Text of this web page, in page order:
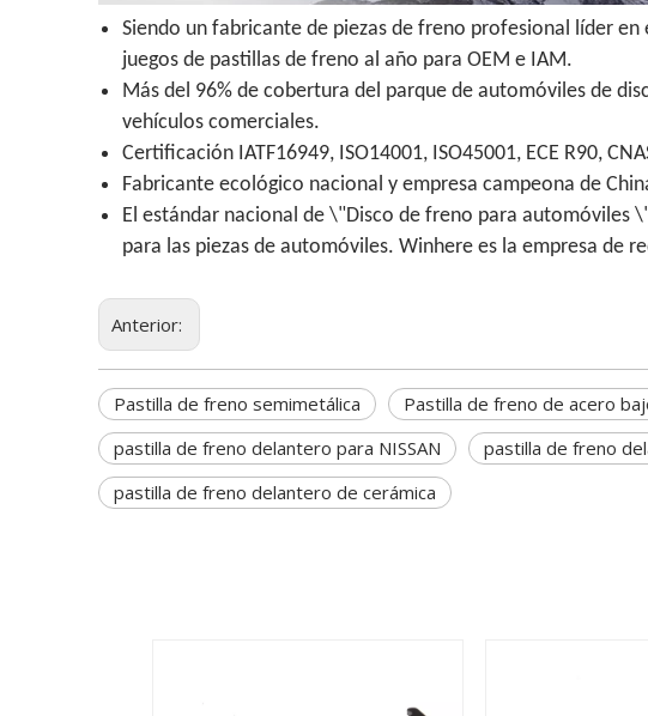
Siendo un fabricante de piezas de freno profesional líder
juegos de pastillas de freno al año para OEM e IAM.
Más del 96% de cobertura del parque de automóviles de
vehículos comerciales.
Certificación IATF16949, ISO14001, ISO45001, ECE R90,
Fabricante ecológico nacional y empresa campeona de
El estándar nacional de \"Disco de freno para automóviles
para las piezas de automóviles. Winhere es la empresa de
Anterior:
Pastilla de freno semimetálica Pastilla de freno de acero
pastilla de freno delantero para NISSAN
pastilla de freno
pastilla de freno delantero de cerámica